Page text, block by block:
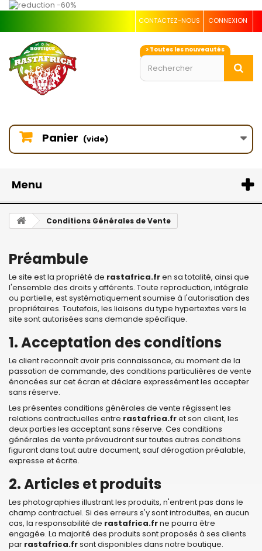
CONNEXION
CONTACTEZ-NOUS
> Toutes les nouveautés
Panier (vide)
Menu
Conditions Générales de Vente
Préambule
Le site est la propriété de rastafrica.fren sa totalité, ainsi que
l'ensemble des droits y afférents. Toute reproduction, intégrale
ou partielle, est systématiquement soumise à l'autorisation des
propriétaires. Toutefois, les liaisons du type hypertextes vers le
site sont autorisées sans demande spécifique.
1. Acceptation des conditions
Le client reconnaît avoir pris connaissance, au moment de la
passation de commande, des conditions particulières de vente
énoncées sur cet écran et déclare expressément les accepter
sans réserve.
Les présentes conditions générales de vente régissent les
relations contractuelles entre rastafrica.fret son client, les
deux parties les acceptant sans réserve. Ces conditions
générales de vente prévaudront sur toutes autres conditions
figurant dans tout autre document, sauf dérogation préalable,
expresse et écrite.
2. Articles et produits
Les photographies illustrant les produits, n'entrent pas dans le
champ contractuel. Si des erreurs s'y sont introduites, en aucun
cas, la responsabilité de rastafrica.frne pourra être
engagée. La majorité des produits sont proposés à ses clients
par rastafrica.frsont disponibles dans notre boutique.